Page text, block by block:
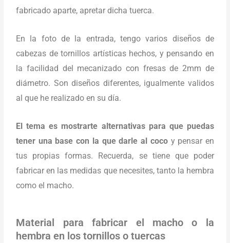
fabricado aparte, apretar dicha tuerca.
En la foto de la entrada, tengo varios diseños de
cabezas de tornillos artísticas hechos, y pensando en
la facilidad del mecanizado con fresas de 2mm de
diámetro. Son diseños diferentes, igualmente validos
al que he realizado en su día.
El tema es mostrarte alternativas para que puedas
tener una base con la que darle al cocoy pensar en
tus propias formas. Recuerda, se tiene que poder
fabricar en las medidas que necesites, tanto la hembra
como el macho.
Material para fabricar el macho o la
hembra en los tornillos o tuercas